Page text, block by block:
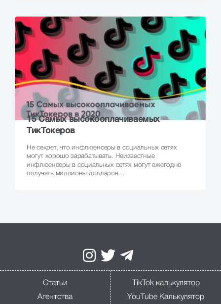
15 Самых высокооплачиваемых
ТикТокеров
Не секрет, что инфлюенсеры в социальных сетях
могут хорошо зарабатывать. Неизвестные
инфлюенсеры в социальных сетях могут ежегодно
получать миллионы долларов…
Статьи
Агентства
TikTok калькулятор
YouTube Калькулятор